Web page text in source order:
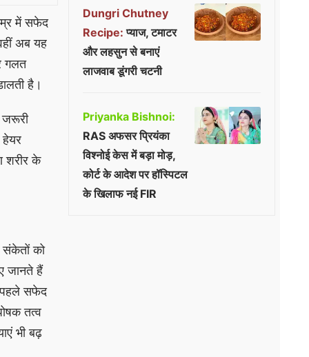
में सफेद
अब यह
गलत
है।
जरूरी
हेयर
शरीर के
को
जानते हैं
पहले सफेद
तत्व
भी बढ़
Dungri Chutney
Recipe: प्याज, टमाटर
और लहसुन से बनाएं
लाजवाब डूंगरी चटनी
Priyanka Bishnoi:
RAS अफसर प्रियंका
विश्नोई केस में बड़ा मोड़,
कोर्ट के आदेश पर हॉस्पिटल
के खिलाफ नई FIR